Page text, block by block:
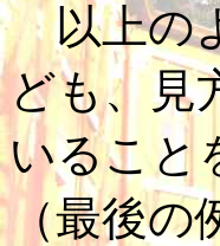
以上のよ
ども、見
いること
（最後の